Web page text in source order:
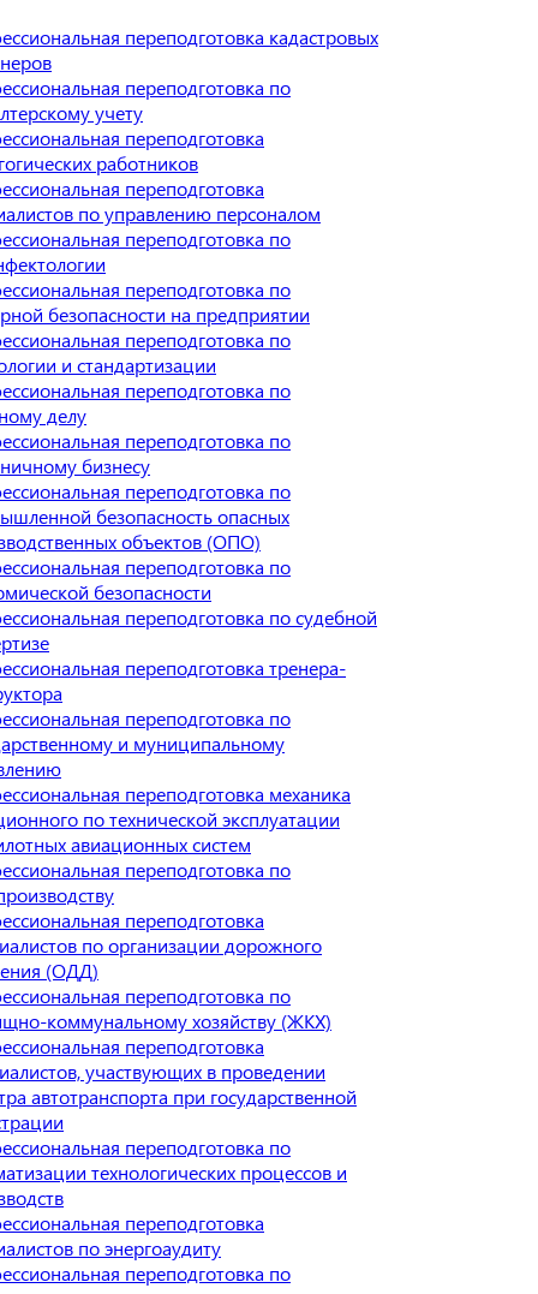
переподготовка кадастровых
переподготовка по
учету
переподготовка
работников
переподготовка
по управлению персоналом
переподготовка по
переподготовка по
безопасности на предприятии
переподготовка по
и стандартизации
переподготовка по
делу
переподготовка по
бизнесу
переподготовка по
безопасность опасных
объектов (ОПО)
переподготовка по
безопасности
переподготовка по судебной
переподготовка тренера-
переподготовка по
и муниципальному
переподготовка механика
по технической эксплуатации
авиационных систем
переподготовка по
переподготовка
по организации дорожного
(ОДД)
переподготовка по
коммунальному хозяйству (ЖКХ)
переподготовка
участвующих в проведении
автотранспорта при государственной
переподготовка по
технологических процессов и
переподготовка
по энергоаудиту
переподготовка по